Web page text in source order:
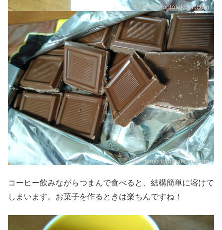
コーヒー飲みながらつまんで食べると、結構簡単に溶けて
しまいます。お菓子を作るときは楽ちんですね！